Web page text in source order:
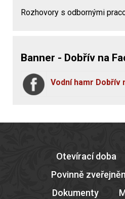
Rozhovory s odbornými
Banner - Dobřív na
Vodní hamr Dobřív
Otevírací doba
Povinně
Dokumenty